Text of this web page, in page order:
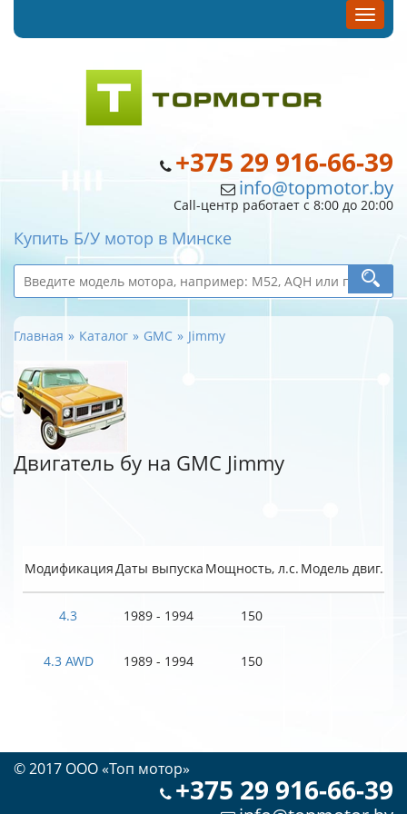
+375 29 916-66-39
info@topmotor.by
Call-центр работает с 8:00 до 20:00
Купить Б/У мотор в Минске
Главная Каталог GMC Jimmy
Двигатель бу на GMC Jimmy
МодификацияДаты выпуска Мощность, л.с. Модель двиг.
4.3 1989 - 1994 150
4.3 AWD 1989 - 1994 150
© 2017 OOO «Топ мотор»
+375 29 916-66-39